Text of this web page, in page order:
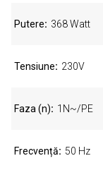
Putere 368 Watt
Tensiune 230V
Faza (n) 1N~/PE
Frecvență 50 Hz